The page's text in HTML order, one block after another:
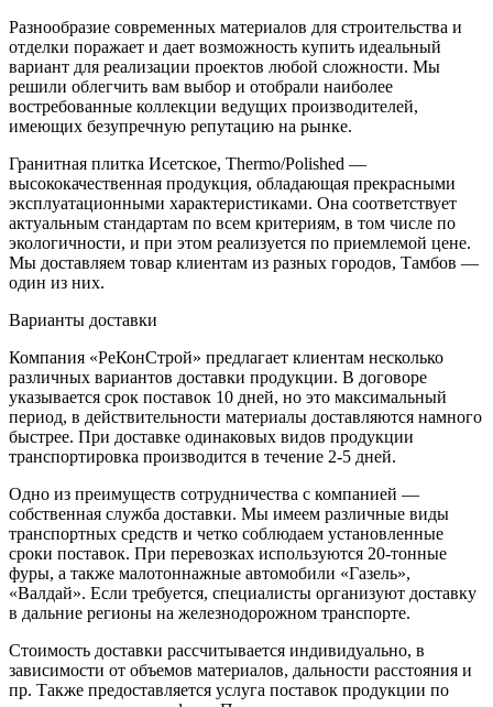
Разнообразие современных материалов для строительства и
отделки поражает и дает возможность купить идеальный
вариант для реализации проектов любой сложности. Мы
решили облегчить вам выбор и отобрали наиболее
востребованные коллекции ведущих производителей,
имеющих безупречную репутацию на рынке.
Гранитная плитка Исетское, Thermo/Polished —
высококачественная продукция, обладающая прекрасными
эксплуатационными характеристиками. Она соответствует
актуальным стандартам по всем критериям, в том числе по
экологичности, и при этом реализуется по приемлемой цене.
Мы доставляем товар клиентам из разных городов, Тамбов —
один из них.
Варианты доставки
Компания «РеКонСтрой» предлагает клиентам несколько
различных вариантов доставки продукции. В договоре
указывается срок поставок 10 дней, но это максимальный
период, в действительности материалы доставляются намного
быстрее. При доставке одинаковых видов продукции
транспортировка производится в течение 2-5 дней.
Одно из преимуществ сотрудничества с компанией —
собственная служба доставки. Мы имеем различные виды
транспортных средств и четко соблюдаем установленные
сроки поставок. При перевозках используются 20-тонные
фуры, а также малотоннажные автомобили «Газель»,
«Валдай». Если требуется, специалисты организуют доставку
в дальние регионы на железнодорожном транспорте.
Стоимость доставки рассчитывается индивидуально, в
зависимости от объемов материалов, дальности расстояния и
пр. Также предоставляется услуга поставок продукции по